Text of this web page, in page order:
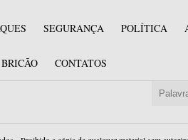
SEGURANÇA POLÍTICA
BRICÃO CONTATOS